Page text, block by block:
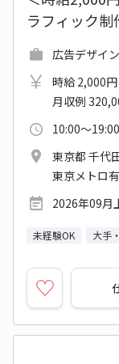
ラフィック
広告デザイ
時給 2,000円
月収例
10:00～
東京都 千代
東京メトロ
2026年09月
未経験OK 大手